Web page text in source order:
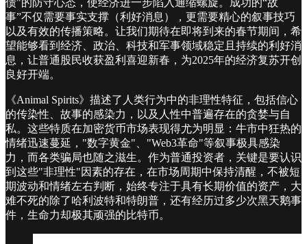
事”不仅需要事实支撑（利好消息），更需要精心的叙事技巧
以及有效的传播策略。让我们期待在即将到来的春节期间，希
望能够看到经济、政治、科技和军事领域稳定且持续的利好消
息，让普通股民收获盈利喜迎新春，为2025年的经济复苏开创
良好开端。
《Animal Spirits》描述了人类行为中的非理性特征，包括信心
的传染性、故事的感染力，以及人性中普遍存在的贪婪与自
私。这些特质在加密货币市场表现得尤为明显：牛市中狂热的
情绪迅速蔓延，"数字黄金"、"Web3革命"等叙事极具感染
力，而各类骗局也随之滋生。作为普通投资者，关键是要认识
到这些"非理性"因素的存在，在市场周期中保持清醒，不被短
期波动和情绪左右判断，始终专注于具有长期价值的资产，大
难不死的除了哈利波特和特朗普，还有经历过多少次黑天鹅事
件，生命力却极其顽强的比特币。